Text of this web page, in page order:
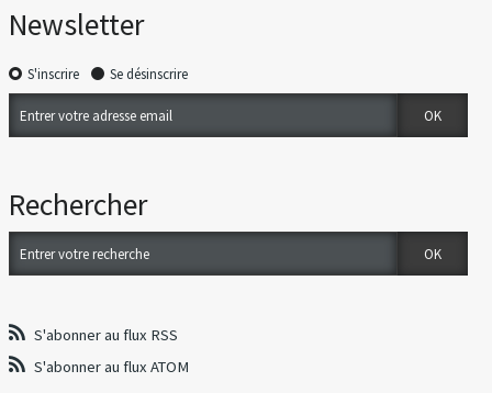
Newsletter
S'inscrire Se désinscrire
Rechercher
S'abonner au flux RSS
S'abonner au flux ATOM